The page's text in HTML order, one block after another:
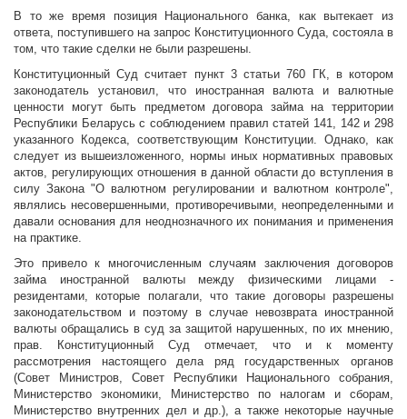
В то же время позиция Национального банка, как вытекает из
ответа, поступившего на запрос Конституционного Суда, состояла в
том, что такие сделки не были разрешены.
Конституционный Суд считает пункт 3 статьи 760 ГК, в котором
законодатель установил, что иностранная валюта и валютные
ценности могут быть предметом договора займа на территории
Республики Беларусь с соблюдением правил статей 141, 142 и 298
указанного Кодекса, соответствующим Конституции. Однако, как
следует из вышеизложенного, нормы иных нормативных правовых
актов, регулирующих отношения в данной области до вступления в
силу Закона "О валютном регулировании и валютном контроле",
являлись несовершенными, противоречивыми, неопределенными и
давали основания для неоднозначного их понимания и применения
на практике.
Это привело к многочисленным случаям заключения договоров
займа иностранной валюты между физическими лицами -
резидентами, которые полагали, что такие договоры разрешены
законодательством и поэтому в случае невозврата иностранной
валюты обращались в суд за защитой нарушенных, по их мнению,
прав. Конституционный Суд отмечает, что и к моменту
рассмотрения настоящего дела ряд государственных органов
(Совет Министров, Совет Республики Национального собрания,
Министерство экономики, Министерство по налогам и сборам,
Министерство внутренних дел и др.), а также некоторые научные